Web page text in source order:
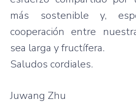
más sostenible y,
cooperación entre
sea larga y fructífera.
Saludos cordiales.
Juwang Zhu